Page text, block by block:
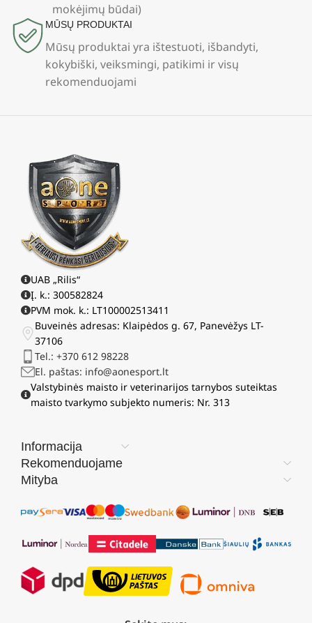
mokėjimų būdai)
MŪSŲ PRODUKTAI
Mūsų produktai yra ištestuoti, išbandyti,
kokybiški, veiksmingi, patikimi ir visų
rekomenduojami
UAB „Rilis“
Į. k.: 300582824
PVM mok. k.: LT100002513411
Buveinės adresas: Klaipėdos g. 67, Panevėžys LT-
37106
Tel.: +370 612 98228
El. paštas: info@aonesport.lt
Valstybinės maisto ir veterinarijos tarnybos suteiktas
maisto tvarkymo subjekto numeris: Nr. 313
Informacija
Rekomenduojame
Mityba